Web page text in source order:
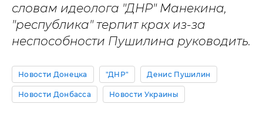
словам идеолога "ДНР" Манекина,
"республика" терпит крах из-за
неспособности Пушилина руководить.
Новости Донецка "ДНР" Денис Пушилин
Новости Донбасса Новости Украины